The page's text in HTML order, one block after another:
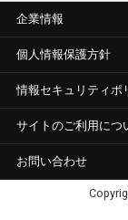
企業情報
個人情報保護方針
情報セキュリティポ
サイトのご利用につ
お問い合わせ